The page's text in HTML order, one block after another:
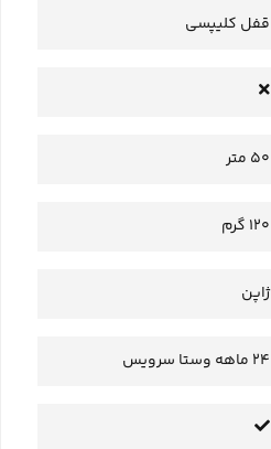
قفل کلیپسی
50 متر
120 گرم
ژاپن
24 ماهه وستا سرویس